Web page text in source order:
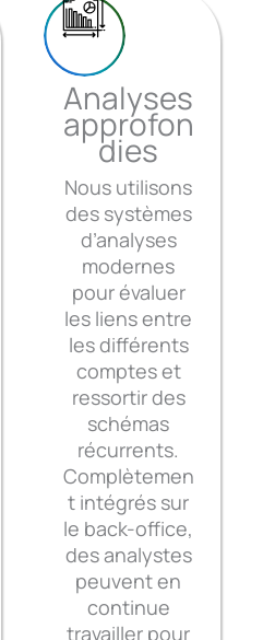
Analyses
approfon
dies
Nous utilisons
des systèmes
d’analyses
modernes
pour évaluer
les liens entre
les différents
comptes et
ressortir des
schémas
récurrents.
Complètemen
t intégrés sur
le back-office,
des analystes
peuvent en
continue
travailler pour